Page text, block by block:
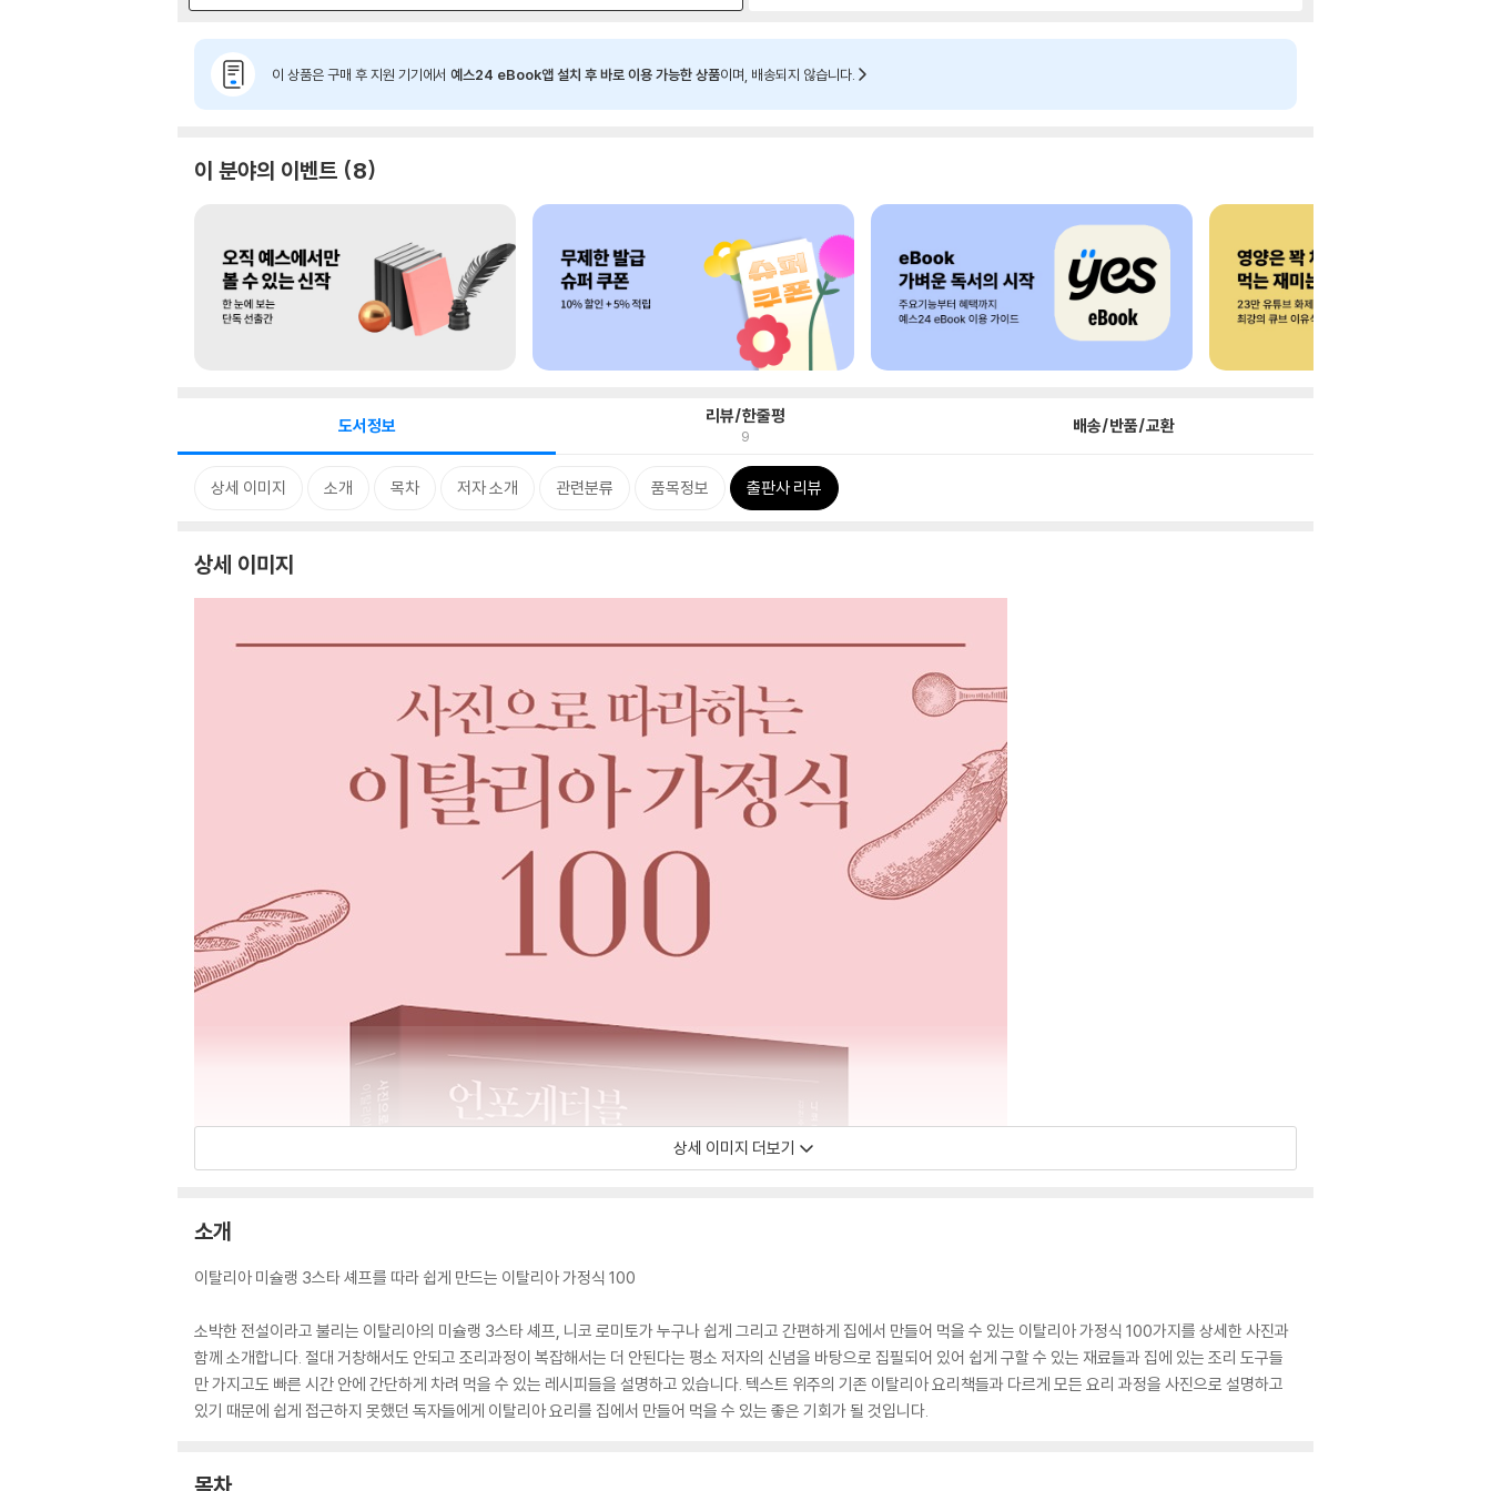
이 상품은 구매 후 지원 기기에서 예스24 eBook앱 설치 후 바로 이용 가능한 상품이며, 배송되지 않습니다.
이 분야의 이벤트 8
도서정보 리뷰/한줄평
9 배송/반품/교환
상세 이미지 소개 목차 저자 소개 관련분류 품목정보 출판사 리뷰
상세 이미지
상세 이미지 더보기
소개
이탈리아 미슐랭 3스타 셰프를 따라 쉽게 만드는 이탈리아 가정식 100
소박한 전설이라고 불리는 이탈리아의 미슐랭 3스타 셰프, 니코 로미토가 누구나 쉽게 그리고 간편하게 집에서 만들어 먹을 수 있는 이탈리아 가정식 100가지를 상세한 사진과
함께 소개합니다. 절대 거창해서도 안되고 조리과정이 복잡해서는 더 안된다는 평소 저자의 신념을 바탕으로 집필되어 있어 쉽게 구할 수 있는 재료들과 집에 있는 조리 도구들
만 가지고도 빠른 시간 안에 간단하게 차려 먹을 수 있는 레시피들을 설명하고 있습니다. 텍스트 위주의 기존 이탈리아 요리책들과 다르게 모든 요리 과정을 사진으로 설명하고
있기 때문에 쉽게 접근하지 못했던 독자들에게 이탈리아 요리를 집에서 만들어 먹을 수 있는 좋은 기회가 될 것입니다.
목차